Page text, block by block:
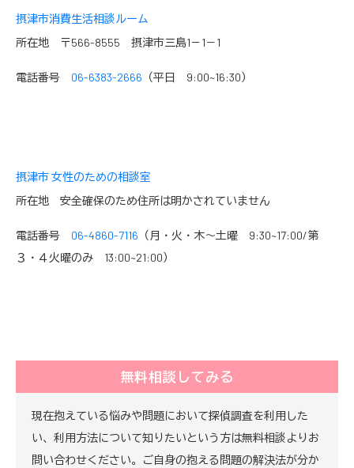
摂津市消費生活相談ルーム
所在地 〒566-8555 摂津市三島1－1－1
電話番号 06-6383-2666 （平日 9:00~16:30）
摂津市 女性のための相談室
所在地 安全確保のため住所は明かされていません
電話番号 06-4860-7116 （月・火・木〜土曜 9:30~17:00/第
３・４火曜のみ 13:00~21:00）
無料相談してみる
現在抱えている悩みや問題において探偵調査を利用した
い、利用方法について知りたいという方は無料相談よりお
問い合わせください。ご自身の抱える問題の解決法が分か